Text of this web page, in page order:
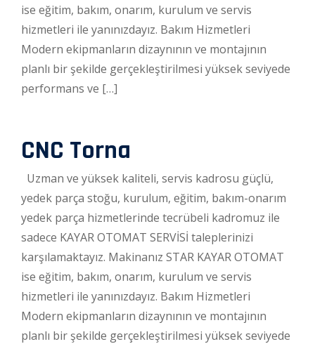
ise eğitim, bakım, onarım, kurulum ve servis
hizmetleri ile yanınızdayız. Bakım Hizmetleri
Modern ekipmanların dizaynının ve montajının
planlı bir şekilde gerçekleştirilmesi yüksek seviyede
performans ve […]
CNC Torna
Uzman ve yüksek kaliteli, servis kadrosu güçlü,
yedek parça stoğu, kurulum, eğitim, bakım-onarım
yedek parça hizmetlerinde tecrübeli kadromuz ile
sadece KAYAR OTOMAT SERVİSİ taleplerinizi
karşılamaktayız. Makinanız STAR KAYAR OTOMAT
ise eğitim, bakım, onarım, kurulum ve servis
hizmetleri ile yanınızdayız. Bakım Hizmetleri
Modern ekipmanların dizaynının ve montajının
planlı bir şekilde gerçekleştirilmesi yüksek seviyede